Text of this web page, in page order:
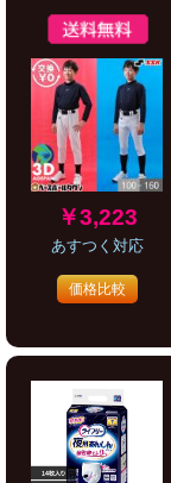
￥3,223
あすつく対応
価格比較